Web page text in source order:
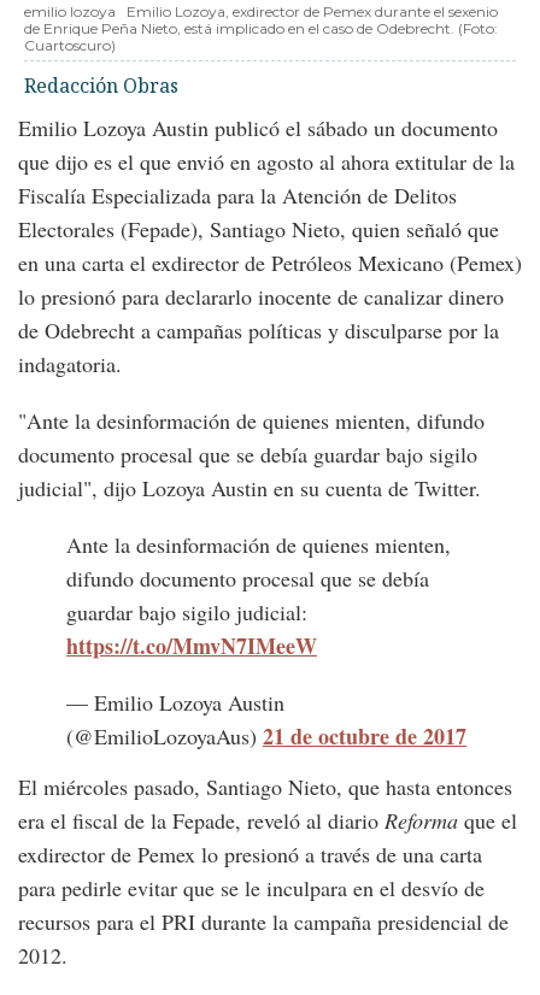
emilio lozoya
Emilio Lozoya, exdirector de Pemex durante el sexenio
de Enrique Peña Nieto, está implicado en el caso de Odebrecht. (Foto:
Cuartoscuro)
Redacción Obras
Emilio Lozoya Austin publicó el sábado un documento
que dijo es el que envió en agosto al ahora extitular de la
Fiscalía Especializada para la Atención de Delitos
Electorales (Fepade), Santiago Nieto, quien señaló que
en una carta el exdirector de Petróleos Mexicano (Pemex)
lo presionó para declararlo inocente de canalizar dinero
de Odebrecht a campañas políticas y disculparse por la
indagatoria.
"Ante la desinformación de quienes mienten, difundo
documento procesal que se debía guardar bajo sigilo
judicial", dijo Lozoya Austin en su cuenta de Twitter.
Ante la desinformación de quienes mienten,
difundo documento procesal que se debía
guardar bajo sigilo judicial:
https://t.co/MmvN7IMeeW
— Emilio Lozoya Austin
(@EmilioLozoyaAus) 21 de octubre de 2017
El miércoles pasado, Santiago Nieto, que hasta entonces
era el fiscal de la Fepade, reveló al diario Reforma que el
exdirector de Pemex lo presionó a través de una carta
para pedirle evitar que se le inculpara en el desvío de
recursos para el PRI durante la campaña presidencial de
2012.